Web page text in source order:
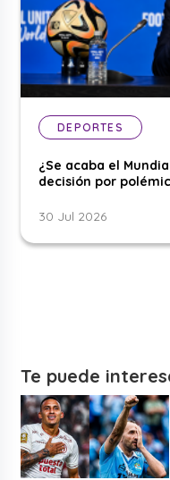
DEPORTES
¿Se acaba el
decisión por
30 Jul 2026
Te puede